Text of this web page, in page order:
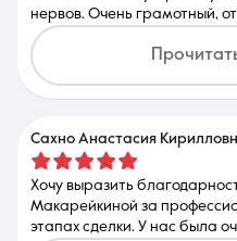
нервов. Очень грамотный,
специалист. Все этики были чётко организованы. Спасибо
за честный человеческий
Сахно Анастасия
Хочу выразить
Макарейкиной за
этапах сделки. У нас была